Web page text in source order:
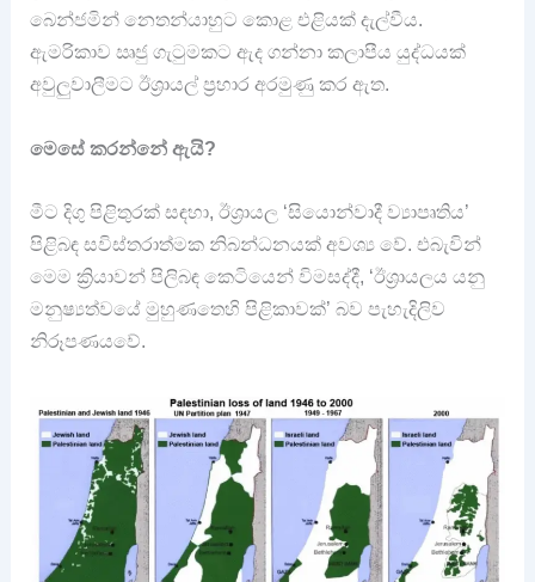
බෙන්ජමින් නෙතන්යාහුට කොළ එළියක් දැල්වීය.
ඇමරිකාව ඍජු ගැටුමකට ඇද ගන්නා කලාපීය යුද්ධයක්
අවුලුවාලීමට ඊශ්‍රායල් ප්‍රහාර අරමුණු කර ඇත.
මෙසේ කරන්නේ ඇයි?
මීට දිගු පිළිතුරක් සඳහා, ඊශ්‍රායල ‘සියොන්වාදී ව්‍යාපෘතිය’
පිළිබඳ සවිස්තරාත්මක නිබන්ධනයක් අවශ්‍ය වේ. එබැවින්
මෙම ක්‍රියාවන් පිලිබඳ කෙටියෙන් විමසද්දී, ‘ඊශ්‍රායලය යනු
මනුෂ්‍යත්වයේ මුහුණතෙහි පිළිකාවක්’ බව පැහැදිලිව
නිරූපණයවේ.